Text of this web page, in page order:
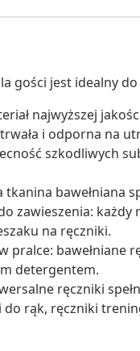
gości jest idealny
najwyższej
i odporna na
szkodliwych
tkanina bawełniana
zawieszenia:
na ręczniki.
pralce: bawełniane
detergentem.
ręczniki
do rąk, ręczniki